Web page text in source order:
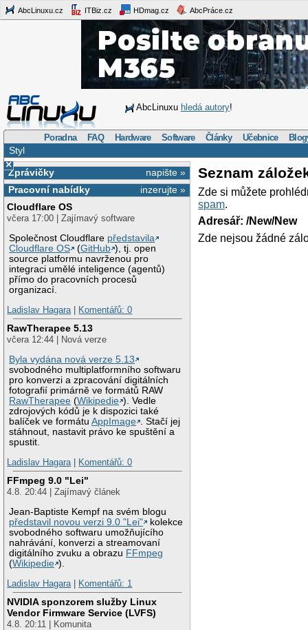
AbcLinuxu.cz ITBiz.cz HDmag.cz AbcPráce.cz
AbcLinuxu hledá autory!
Poradna FAQ Hardware Software Články Učebnice
Styl
×
napište »
Zprávičky
inzerujte »
Pracovní nabídky
Cloudflare OS
včera 17:00 | Zajímavý software
Společnost Cloudflare představila
Cloudflare OS
(GitHub ), tj. open
source platformu navrženou pro
integraci umělé inteligence (agentů)
přímo do pracovních procesů
organizací.
Ladislav Hagara| Komentářů: 0
RawTherapee 5.13
včera 12:44 | Nová verze
Byla vydána nová verze 5.13
svobodného multiplatformního softwaru
pro konverzi a zpracování digitálních
fotografií primárně ve formátů RAW
RawTherapee (Wikipedie ). Vedle
zdrojových kódů je k dispozici také
balíček ve formátuAppImage
. Stačí jej
stáhnout, nastavit právo ke spuštění a
spustit.
Ladislav Hagara| Komentářů: 0
FFmpeg 9.0 "Lei"
4.8. 20:44 | Zajímavý článek
Jean-Baptiste Kempf na svém blogu
představil novou verzi 9.0 "Lei"
kolekce
svobodného softwaru umožňujícího
nahrávání, konverzi a streamovaní
digitálního zvuku a obrazu FFmpeg
(Wikipedie ).
Ladislav Hagara| Komentářů: 1
NVIDIA sponzorem služby Linux
Vendor Firmware Service (LVFS)
4.8. 20:11 | Komunita
Seznam
Zde si můžete
spam.
Adresář: /New/New
Zde nejsou žádné